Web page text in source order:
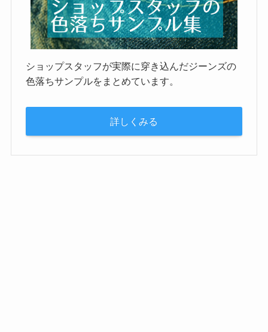
ショップスタッフが実際に穿き込んだジーンズの
色落ちサンプルをまとめています。
詳しくみる